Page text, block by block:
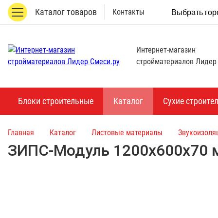
Каталог товаров Контакты Выбрать
Интернет-магазин
стройматериалов
Блоки строительные Каталог Сухие
Главная Каталог Листовые материалы
ЗИПС-Модуль 1200х600х70